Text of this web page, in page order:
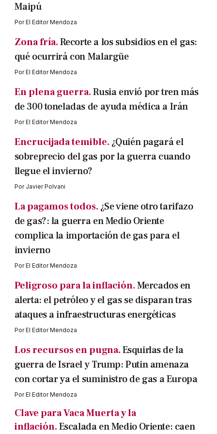
Maipú
PorEl Editor Mendoza
Zona fría.Recorte a los subsidios en el gas:
qué ocurrirá con Malargüe
PorEl Editor Mendoza
En plena guerra.Rusia envió por tren más
de 300 toneladas de ayuda médica a Irán
PorEl Editor Mendoza
Encrucijada temible. ¿Quién pagará el
sobreprecio del gas por la guerra cuando
llegue el invierno?
Por Javier Polvani
La pagamos todos. ¿Se viene otro tarifazo
de gas?: la guerra en Medio Oriente
complica la importación de gas para el
invierno
PorEl Editor Mendoza
Peligroso para la inflación.Mercados en
alerta: el petróleo y el gas se disparan tras
ataques a infraestructuras energéticas
PorEl Editor Mendoza
Los recursos en pugna.Esquirlas de la
guerra de Israel y Trump: Putin amenaza
con cortar ya el suministro de gas a Europa
PorEl Editor Mendoza
Clave para Vaca Muerta y la
inflación.Escalada en Medio Oriente: caen